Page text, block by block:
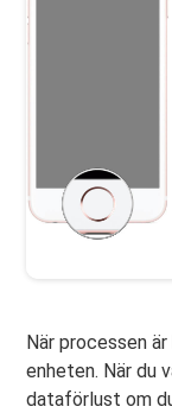
När processen
enheten. När du
dataförlust om